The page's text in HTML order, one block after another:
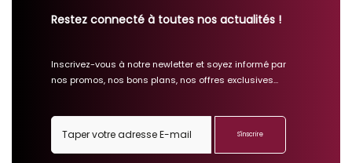
Restez connecté à toutes nos actualités !
Inscrivez-vous à notre newletter et soyez informé par
nos promos, nos bons plans, nos offres exclusives...
S'inscrire